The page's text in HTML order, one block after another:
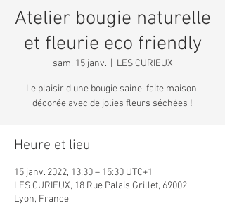
Atelier bougie naturelle
et fleurie eco friendly
sam. 15 janv.
  |
LES CURIEUX
Le plaisir d'une bougie saine, faite maison,
décorée avec de jolies fleurs séchées !
Heure et lieu
15 janv. 2022, 13:30 – 15:30 UTC+1
LES CURIEUX, 18 Rue Palais Grillet, 69002
Lyon, France